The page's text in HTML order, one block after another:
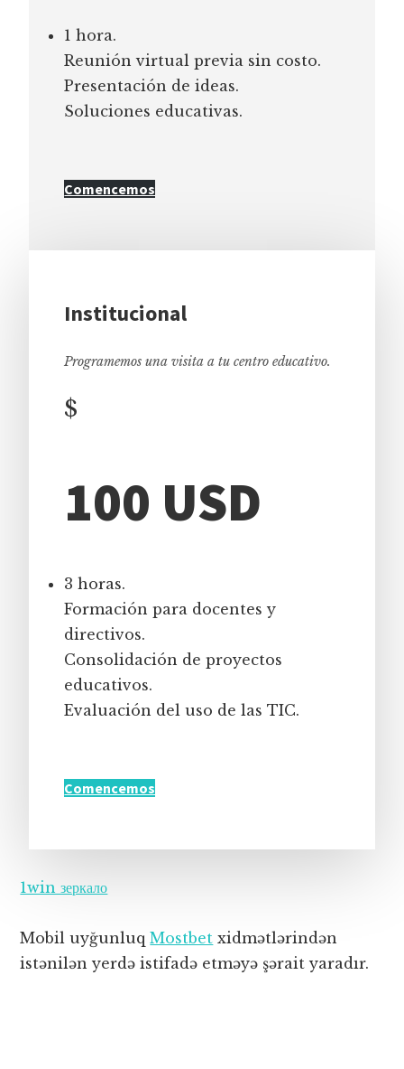
1 hora.
Reunión virtual previa sin costo.
Presentación de ideas.
Soluciones educativas.
Comencemos
Institucional
Programemos una visita a tu centro educativo.
$
100 USD
3 horas.
Formación para docentes y
directivos.
Consolidación de proyectos
educativos.
Evaluación del uso de las TIC.
Comencemos
1win зеркало
Mobil uyğunluqMostbet xidmətlərindən
istənilən yerdə istifadə etməyə şərait yaradır.